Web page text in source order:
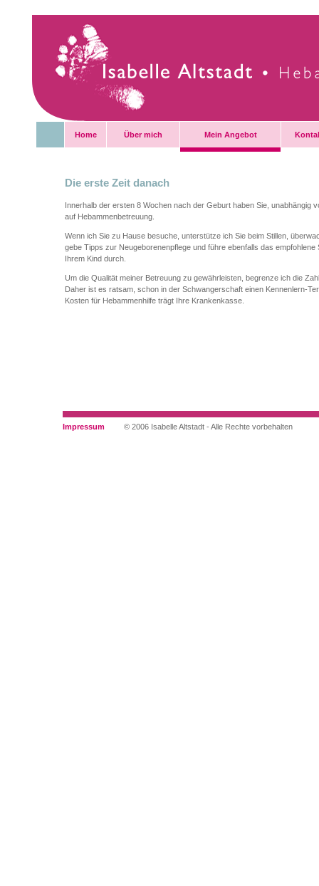
Home Über mich Mein Angebot
Die erste Zeit danach
Innerhalb der ersten 8 Wochen nach der Geburt haben Sie, unabhängig
auf Hebammenbetreuung.
Wenn ich Sie zu Hause besuche, unterstütze ich Sie beim Stillen,
gebe Tipps zur Neugeborenenpflege und führe ebenfalls das
Ihrem Kind durch.
Um die Qualität meiner Betreuung zu gewährleisten, begrenze ich die
Daher ist es ratsam, schon in der Schwangerschaft einen Kennenlern-
Kosten für Hebammenhilfe trägt Ihre Krankenkasse.
Impressum © 2006 Isabelle Altstadt - Alle Rechte vorbehalten